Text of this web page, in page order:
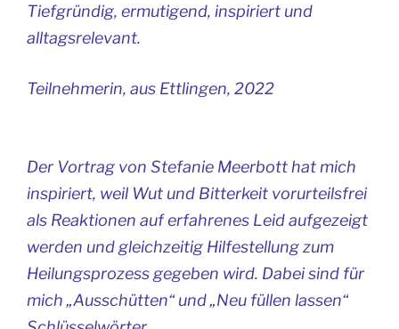
Tiefgründig, ermutigend, inspiriert und
alltagsrelevant.
Teilnehmerin, aus Ettlingen, 2022
Der Vortrag von Stefanie Meerbott hat mich
inspiriert, weil Wut und Bitterkeit vorurteilsfrei
als Reaktionen auf erfahrenes Leid aufgezeigt
werden und gleichzeitig Hilfestellung zum
Heilungsprozess gegeben wird. Dabei sind für
mich „Ausschütten“ und „Neu füllen lassen“